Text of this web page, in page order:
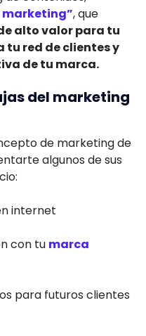
, que
alto valor para tu
red de clientes y
de tu marca.
del marketing
de marketing de
algunos de sus
internet
con tu marca
para futuros clientes